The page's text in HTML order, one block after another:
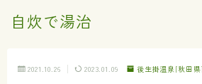
自炊で湯治
2021.10.26 2023.01.09 後生掛温泉[秋田県]